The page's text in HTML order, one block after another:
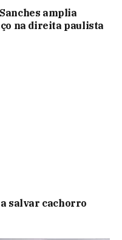
amplia
na direita paulista
salvar cachorro